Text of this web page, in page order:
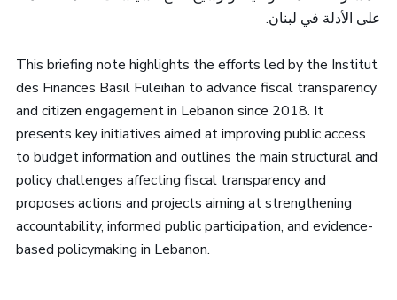
على الأدلة في لبنان.
This briefing note highlights the efforts led by the Institut
des Finances Basil Fuleihan to advance fiscal transparency
and citizen engagement in Lebanon since 2018. It
presents key initiatives aimed at improving public access
to budget information and outlines the main structural and
policy challenges affecting fiscal transparency and
proposes actions and projects aiming at strengthening
accountability, informed public participation, and evidence-
based policymaking in Lebanon.